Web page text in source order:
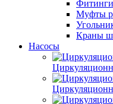
Муфты
Краны
Насосы